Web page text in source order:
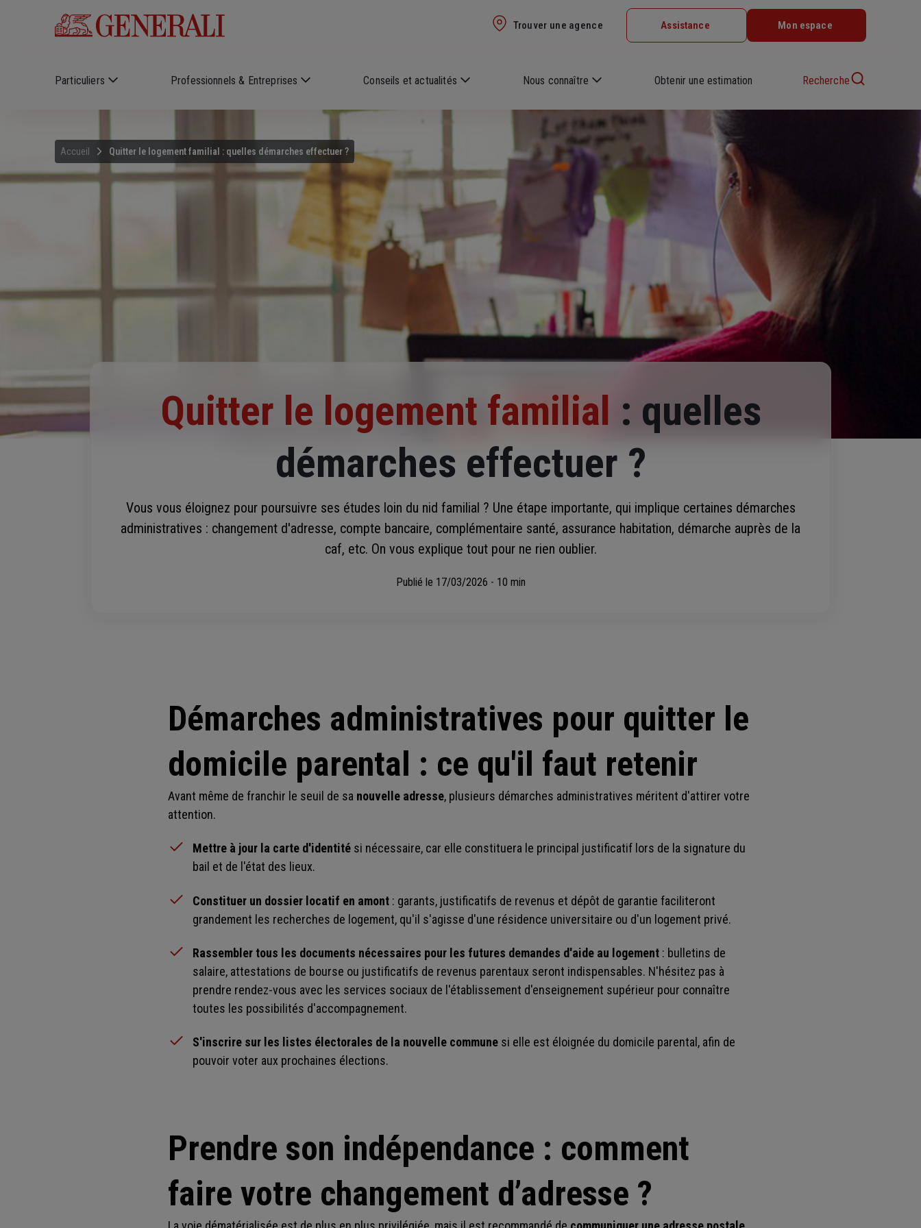
Trouver une agence Assistance Mon espace
Particuliers Professionnels & Entreprises Conseils et actualités Nous connaître Obtenir une estimation Recherche
Accueil Quitter le logement familial : quelles démarches effectuer ?
Quitter le logement familial : quelles
démarches effectuer ?
Vous vous éloignez pour poursuivre ses études loin du nid familial ? Une étape importante, qui implique certaines démarches
administratives : changement d'adresse, compte bancaire, complémentaire santé, assurance habitation, démarche auprès de la
caf, etc. On vous explique tout pour ne rien oublier.
Publié le 17/03/2026 - 10 min
Démarches administratives pour quitter le
domicile parental : ce qu'il faut retenir
Avant même de franchir le seuil de sa nouvelle adresse, plusieurs démarches administratives méritent d'attirer votre
attention.
Mettre à jour la carte d'identitési nécessaire, car elle constituera le principal justificatif lors de la signature du
bail et de l'état des lieux.
Constituer un dossier locatif en amont: garants, justificatifs de revenus et dépôt de garantie faciliteront
grandement les recherches de logement, qu'il s'agisse d'une résidence universitaire ou d'un logement privé.
Rassembler tous les documents nécessaires pour les futures demandes d'aide au logement : bulletins de
salaire, attestations de bourse ou justificatifs de revenus parentaux seront indispensables. N'hésitez pas à
prendre rendez-vous avec les services sociaux de l'établissement d'enseignement supérieur pour connaître
toutes les possibilités d'accompagnement.
S'inscrire sur les listes électorales de la nouvelle communesi elle est éloignée du domicile parental, afin de
pouvoir voter aux prochaines élections.
Prendre son indépendance : comment
faire votre changement d’adresse ?